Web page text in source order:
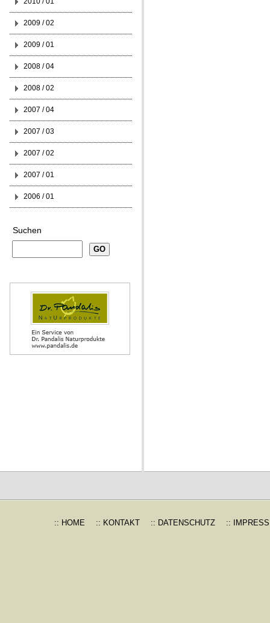
2009 / 02
2009 / 01
2008 / 04
2008 / 02
2007 / 04
2007 / 03
2007 / 02
2007 / 01
2006 / 01
Suchen
:: HOME :: KONTAKT :: DATENSCHUTZ ::